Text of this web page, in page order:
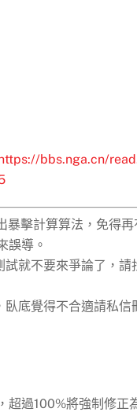
bbs.nga.cn/
暴擊計算算法，免得
誤導。
試就不要來爭論了，請
臥底覺得不合適請私信
超過100%將強制修正